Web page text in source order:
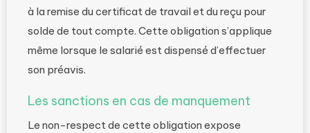
à la remise du certificat de travail et du reçu pour
solde de tout compte. Cette obligation s’applique
même lorsque le salarié est dispensé d’effectuer
son préavis.
Les sanctions en cas de manquement
Le non-respect de cette obligation expose